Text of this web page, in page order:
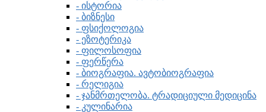
- ისტორია
- ბიზნესი
- ფსიქოლოგია
- ეზოტერიკა
- ფილოსოფია
- ფერწერა
- ბიოგრაფია. ავტობიოგრაფია
- რელიგია
- ჯანმრთელობა. ტრადიციული მედიცინა
- კულინარია